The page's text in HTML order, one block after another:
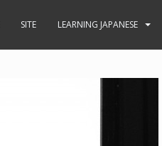
SITE LEARNING JAPANESE